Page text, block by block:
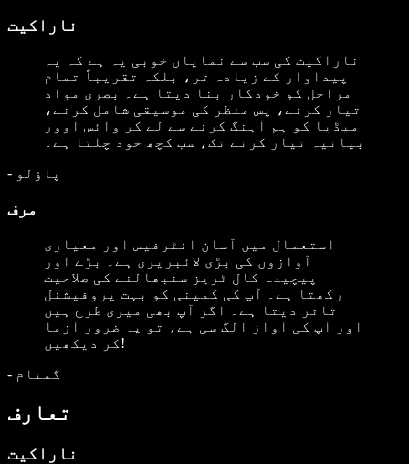
ناراکیت
ناراکیت کی سب سے نمایاں خوبی یہ ہے کہ یہ
پیداوار کے زیادہ تر، بلکہ تقریباً تمام
مراحل کو خودکار بنا دیتا ہے۔ بصری مواد
تیار کرنے، پس منظر کی موسیقی شامل کرنے،
میڈیا کو ہم آہنگ کرنے سے لے کر وائس اوور
بیانیہ تیار کرنے تک، سب کچھ خود چلتا ہے۔
- پاؤلو
مرف
استعمال میں آسان انٹرفیس اور معیاری
آوازوں کی بڑی لائبریری ہے۔ بڑے اور
پیچیدہ کال ٹریز سنبھالنے کی صلاحیت
رکھتا ہے۔ آپ کی کمپنی کو بہت پروفیشنل
تاثر دیتا ہے۔ اگر آپ بھی میری طرح ہیں
اور آپ کی آواز الگ سی ہے، تو یہ ضرور آزما
کر دیکھیں!
- گمنام
تعارف
ناراکیت